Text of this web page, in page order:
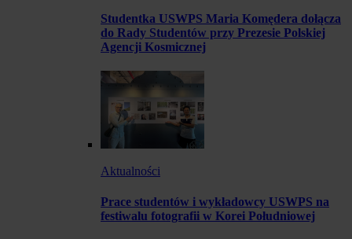
Studentka USWPS Maria Komędera dołącza
do Rady Studentów przy Prezesie Polskiej
Agencji Kosmicznej
Aktualności
Prace studentów i wykładowcy USWPS na
festiwalu fotografii w Korei Południowej